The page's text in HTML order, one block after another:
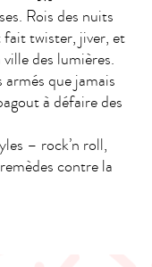
Rois des nuits
twister, jiver, et
des lumières.
que jamais
à défaire des
– rock’n roll,
contre la